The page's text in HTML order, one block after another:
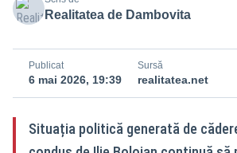
Realitatea de Dambovita
Publicat
6 mai 2026, 19:39
Sursă
realitatea.net
Situația politică generată de